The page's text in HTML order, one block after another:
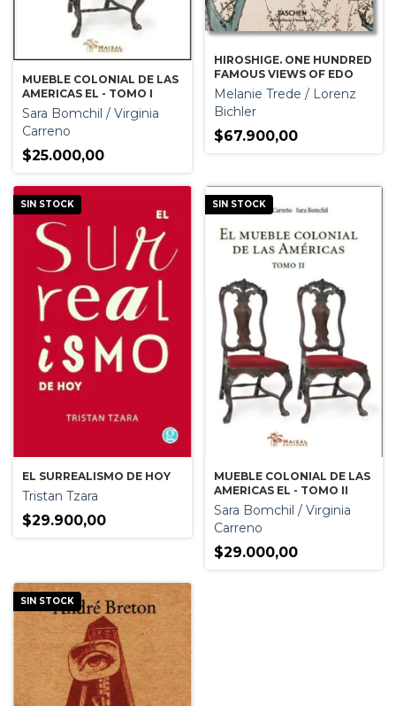
MUEBLE COLONIAL DE LAS
AMERICAS EL - TOMO I
Sara Bomchil / Virginia
Carreno
$25.000,00
HIROSHIGE. ONE HUNDRED
FAMOUS VIEWS OF EDO
Melanie Trede / Lorenz
Bichler
$67.900,00
SIN STOCK
EL SURREALISMO DE HOY
Tristan Tzara
$29.900,00
SIN STOCK
MUEBLE COLONIAL DE LAS
AMERICAS EL - TOMO II
Sara Bomchil / Virginia
Carreno
$29.000,00
SIN STOCK